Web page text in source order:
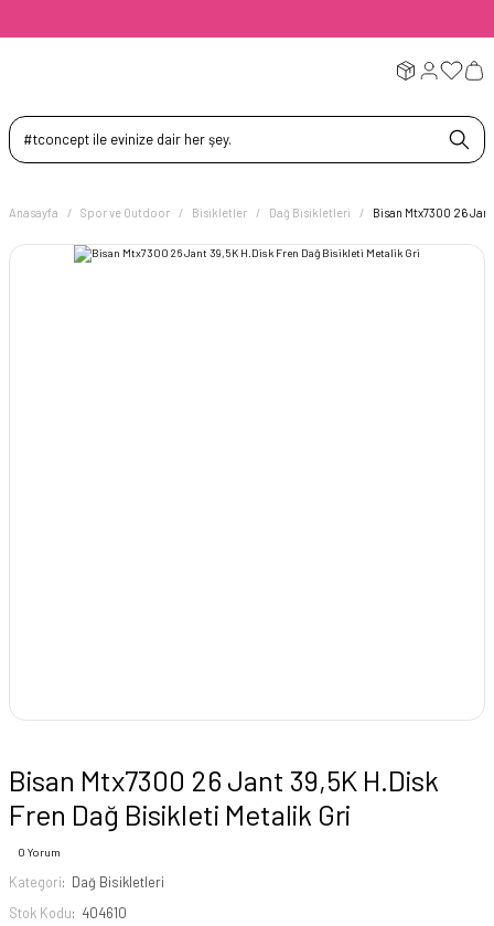
Anasayfa Spor ve Outdoor Bisikletler Dağ Bisikletleri Bisan Mtx7300 26
Bisan Mtx7300 26 Jant 39,5K H.Disk
Fren Dağ Bisikleti Metalik Gri
0 Yorum
Kategori
Dağ Bisikletleri
Stok Kodu
404610